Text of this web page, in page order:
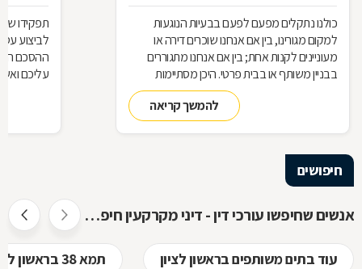
כולנו נתקלים מפעם לפעם בבעיות הנוגעות
למקום מגורינו, בין אם אנחנו שוכרים דירה או
מעוניינים לקנות אחת; בין אם אנחנו מתגוררים
בבניין משותף או בבית פרטי. היכן מסתיימות
זכויותינו ביחס לשכנינו? מה אומר החוק בקשר
לחריגות בנייה? האם בניית ממ"ד מחייבת את כל
הדיירים וכו'. כדי לקבל מושג בנוגע למעמדנו
המקרקעין, ריכזנו שאלות שנשאלו בפורום
מקרקעין, ואשר נענו ע"י עו"ד אילן קרייטר
להמשך קריאה
תפקידו
ההסכם
עליכם
חיפושים
אנשים שחיפשו עורכי דין - דיני מקרקעין חיפשו גם
עוד בתים משותפים בראשון לציון תמא 38 בראשון לציון